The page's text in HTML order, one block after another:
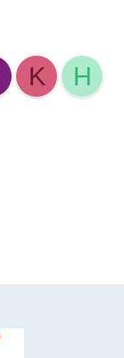
K
H